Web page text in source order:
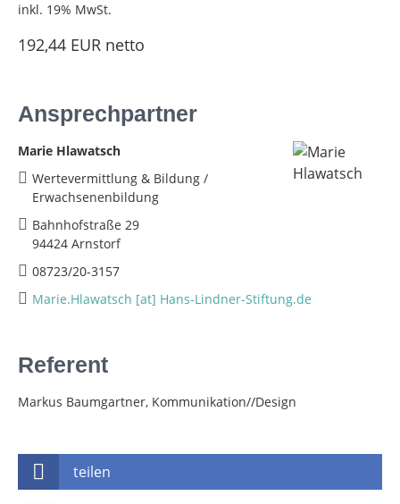
inkl. 19% MwSt.
192,44 EUR netto
Ansprechpartner
Marie Hlawatsch
Wertevermittlung & Bildung /
Erwachsenenbildung
Bahnhofstraße 29
94424 Arnstorf
08723/20-3157
Marie.Hlawatsch [at] Hans-Lindner-Stiftung.de
Referent
Markus Baumgartner, Kommunikation//Design
teilen